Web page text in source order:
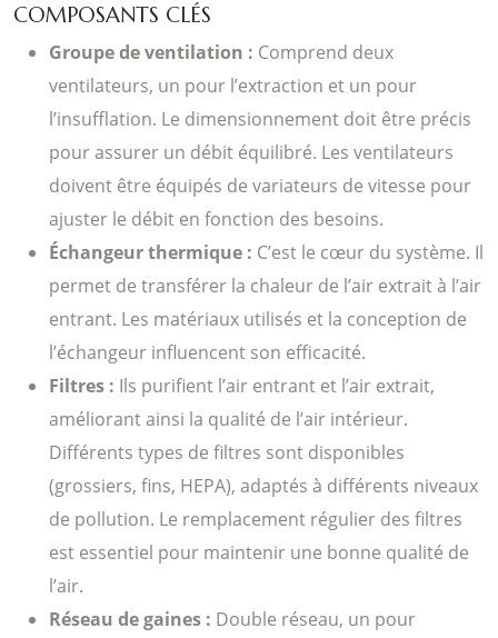
COMPOSANTS CLÉS
Groupe de ventilation : Comprend deux
ventilateurs, un pour l’extraction et un pour
l’insufflation. Le dimensionnement doit être précis
pour assurer un débit équilibré. Les ventilateurs
doivent être équipés de variateurs de vitesse pour
ajuster le débit en fonction des besoins.
Échangeur thermique : C’est le cœur du système. Il
permet de transférer la chaleur de l’air extrait à l’air
entrant. Les matériaux utilisés et la conception de
l’échangeur influencent son efficacité.
Filtres : Ils purifient l’air entrant et l’air extrait,
améliorant ainsi la qualité de l’air intérieur.
Différents types de filtres sont disponibles
(grossiers, fins, HEPA), adaptés à différents niveaux
de pollution. Le remplacement régulier des filtres
est essentiel pour maintenir une bonne qualité de
l’air.
Réseau de gaines : Double réseau, un pour